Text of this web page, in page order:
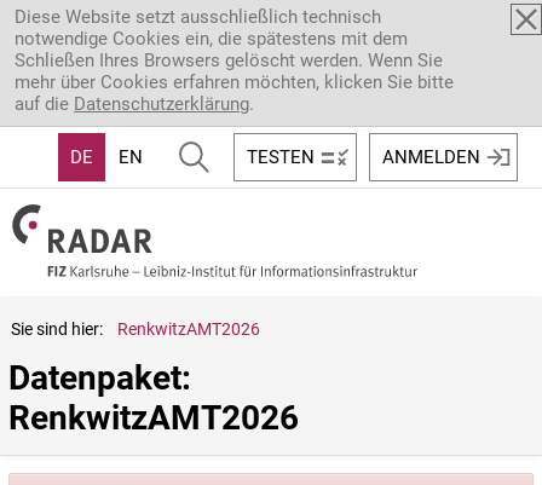
Direkt zum Inhalt
Diese Website setzt ausschließlich technisch
notwendige Cookies ein, die spätestens mit dem
Schließen Ihres Browsers gelöscht werden. Wenn Sie
mehr über Cookies erfahren möchten, klicken Sie bitte
auf die Datenschutzerklärung.
DE EN TESTEN ANMELDEN
Sie sind hier: RenkwitzAMT2026
Datenpaket:
RenkwitzAMT2026